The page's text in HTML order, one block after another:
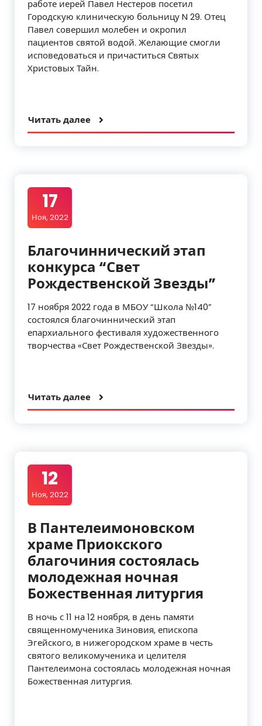
работе иерей Павел Нестеров посетил
Городскую клиническую больницу N 29. Отец
Павел совершил молебен и окропил
пациентов святой водой. Желающие смогли
исповедоваться и причаститься Святых
Христовых Тайн.
Читать далее
17
Ноя, 2022
Благочиннический этап
конкурса “Свет
Рождественской Звезды”
17 ноября 2022 года в МБОУ “Школа №140”
состоялся благочиннический этап
епархиального фестиваля художественного
творчества «Свет Рождественской Звезды».
Читать далее
12
Ноя, 2022
В Пантелеимоновском
храме Приокского
благочиния состоялась
молодежная ночная
Божественная литургия
В ночь с 11 на 12 ноября, в день памяти
священномученика Зиновия, епископа
Эгейского, в нижегородском храме в честь
святого великомученика и целителя
Пантелеимона состоялась молодежная ночная
Божественная литургия.